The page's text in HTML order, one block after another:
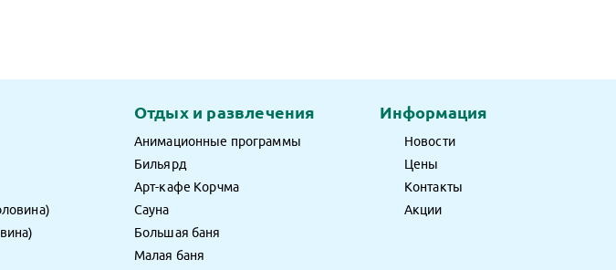
Отдых и развлечения
Анимационные программы
Бильярд
Арт-кафе Корчма
Сауна
Большая баня
Малая баня
Информация
Новости
Цены
Контакты
Акции